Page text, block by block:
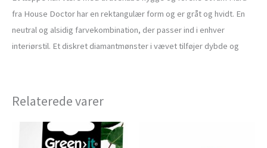
fra House Doctor har en rektangulær form og er gråt og hvidt. En
neutral og alsidig farvekombination, der passer ind i enhver
interiørstil. Et diskret diamantmønster i vævet tilføjer dybde og
Relaterede varer